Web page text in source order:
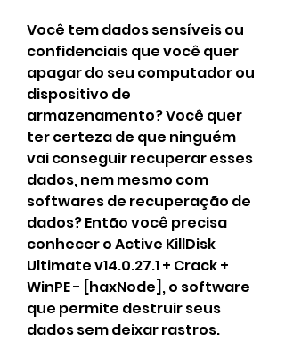
Você tem dados sensíveis ou
confidenciais que você quer
apagar do seu computador ou
dispositivo de
armazenamento? Você quer
ter certeza de que ninguém
vai conseguir recuperar esses
dados, nem mesmo com
softwares de recuperação de
dados? Então você precisa
conhecer o Active KillDisk
Ultimate v14.0.27.1 + Crack +
WinPE - [haxNode], o software
que permite destruir seus
dados sem deixar rastros.